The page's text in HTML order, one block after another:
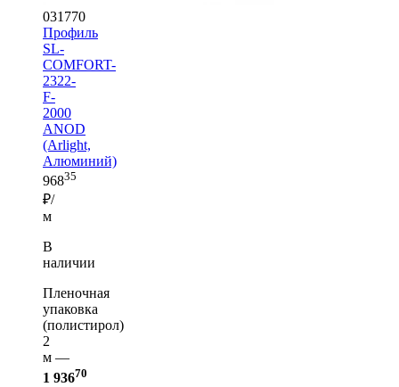
031770
Профиль
SL-
COMFORT-
2322-
F-
2000
ANOD
(Arlight,
Алюминий)
96835
₽/
м
В
наличии
Пленочная
упаковка
(полистирол)
2
м —
1 93670